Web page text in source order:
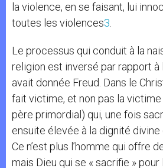
la violence, en se faisant, lui
toutes les violences3
Le processus qui conduit à la
religion est inversé par rapport à
avait donnée Freud. Dans le
fait victime, et non pas la victime
père primordial) qui, une fois
ensuite élevée à la dignité divine
Ce n’est plus l’homme qui offre
mais Dieu qui se « sacrifie » pour